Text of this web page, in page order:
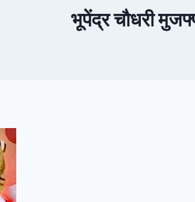
भूपेंद्र चौधरी